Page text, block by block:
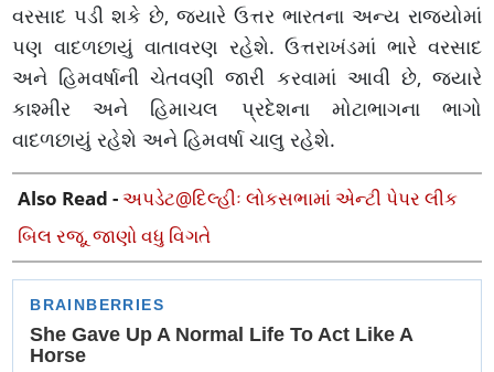
વરસાદ પડી શકે છે, જ્યારે ઉત્તર ભારતના અન્ય રાજ્યોમાં
પણ વાદળછાયું વાતાવરણ રહેશે. ઉત્તરાખંડમાં ભારે વરસાદ
અને હિમવર્ષાની ચેતવણી જારી કરવામાં આવી છે, જ્યારે
કાશ્મીર અને હિમાચલ પ્રદેશના મોટાભાગના ભાગો
વાદળછાયું રહેશે અને હિમવર્ષા ચાલુ રહેશે.
Also Read -અપડેટ@દિલ્હીઃ લોકસભામાં એન્ટી પેપર લીક
બિલ રજૂ, જાણો વધુ વિગતે